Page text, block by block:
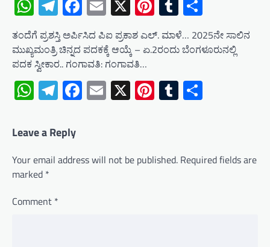
WhatsApp
Telegram
Facebook
Email
X Pinterest
Tumblr
ತಂದೆಗೆ ಪ್ರಶಸ್ತಿ ಅರ್ಪಿಸಿದ ಪಿಐ ಪ್ರಕಾಶ ಎಲ್. ಮಾಳೆ… 2025ನೇ ಸಾಲಿನ
ಮುಖ್ಯಮಂತ್ರಿ ಚಿನ್ನದ ಪದಕಕ್ಕೆ ಆಯ್ಕೆ – ಏ.2ರಂದು ಬೆಂಗಳೂರುನಲ್ಲಿ
ಪದಕ ಸ್ವೀಕಾರ.. ಗಂಗಾವತಿ: ಗಂಗಾವತಿ…
WhatsApp
Telegram
Facebook
Email
X Pinterest
Tumblr
Leave a Reply
Your email address will not be published. Required fields are
marked *
Comment *